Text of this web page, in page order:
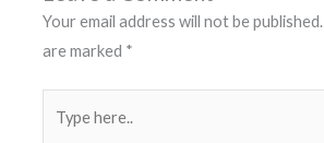
Your email address will not be published.
are marked *
here..